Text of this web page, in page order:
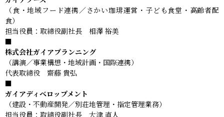
（食・地域フード連携／さかい珈琲運営・子ども食堂・高齢者配
食）
担当役員：取締役副社長 相澤 裕美
■
株式会社ガイアプランニング
（講演／事業構想・地域計画・国際連携）
代表取締役 齋藤 貴弘
■
ガイアディベロップメント
（建設・不動産開発／別荘地管理・指定管理業務）
担当役員：取締役副社長 大津 直人